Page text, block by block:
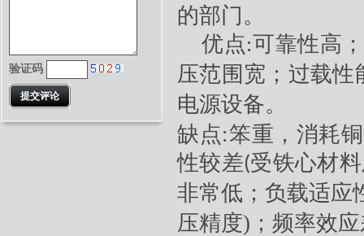
验证码
的部门。
优点:可靠性高
压范围宽；过载性
电源设备。
缺点:笨重，消耗
性较差(受铁心材
非常低；负载适应
压精度) ；频率效